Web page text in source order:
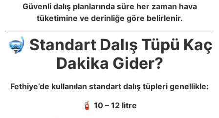
Güvenli dalış planlarında süre her zaman hava
tüketimine ve derinliğe göre belirlenir.
🤿 Standart Dalış Tüpü Kaç
Dakika Gider?
Fethiye’de kullanılan standart dalış tüpleri genellikle:
🧯 10 – 12 litre